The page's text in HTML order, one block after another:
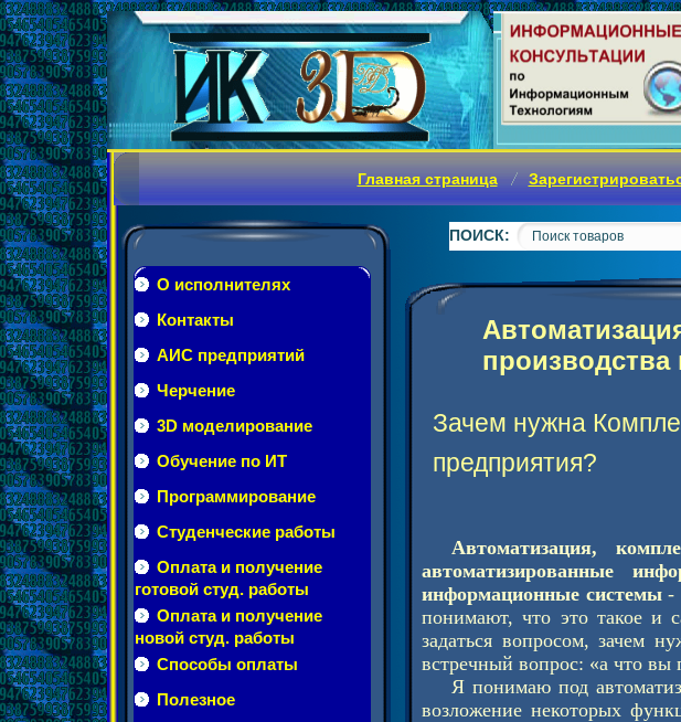
Главная страница
О исполнителях
Контакты
АИС предприятий
Черчение
3D моделирование
Обучение по ИТ
Программирование
Студенческие работы
Оплата и получение
готовой студ. работы
Оплата и получение
новой студ. работы
Способы оплаты
Полезное
ПОИСК:
производства
Зачем нужна
предприятия?
Автоматизация,
автоматизированные
информационные системы-
понимают, что это такое и
задаться вопросом, зачем
встречный вопрос: «а что вы
Я понимаю под
возложение некоторых